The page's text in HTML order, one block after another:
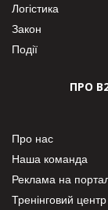
Логістика
Закон
Події
ПРО
Про нас
Наша команда
Реклама на
Тренінговий центр